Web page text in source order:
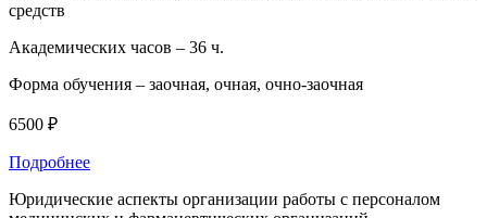
средств
Академических часов – 36 ч.
Форма обучения – заочная, очная, очно-заочная
6500 ₽
Подробнее
Юридические аспекты организации работы с персоналом